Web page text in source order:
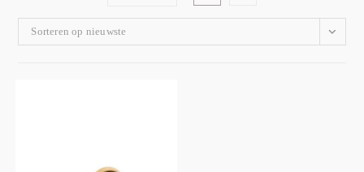
Sorteren op nieuwste